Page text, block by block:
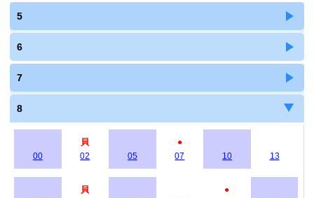
5
6
7
8
00
貝
02
05
●
07
10 13
貝
●